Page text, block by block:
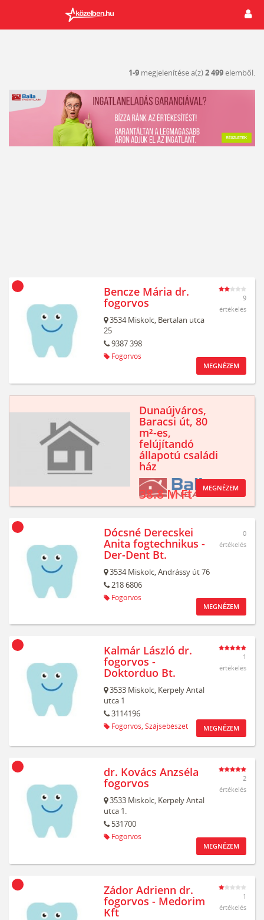
1-9 megjelenítése a(z)2 499elemből.
Bencze Mária dr.
fogorvos
3534 Miskolc, Bertalan utca
25
9387 398
Fogorvos
9
értékelés
MEGNÉZEM
Dunaújváros,
Baracsi út, 80
m²-es,
felújítandó
állapotú családi
ház
38.8 M Ft MEGNÉZEM
Dócsné Derecskei
Anita fogtechnikus -
Der-Dent Bt.
3534 Miskolc,Andrássy út 76
218 6806
Fogorvos
0
értékelés
MEGNÉZEM
Kalmár László dr.
fogorvos -
Doktorduo Bt.
3533 Miskolc, Kerpely Antal
utca 1
3114196
Fogorvos, Szájsebészet
1
értékelés
MEGNÉZEM
dr. Kovács Anzséla
fogorvos
3533 Miskolc, Kerpely Antal
utca 1.
531700
Fogorvos
2
értékelés
MEGNÉZEM
Zádor Adrienn dr.
fogorvos - Medorim
Kft
1
értékelés